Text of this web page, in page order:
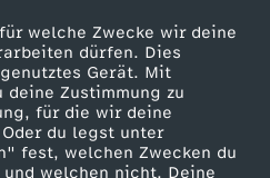
welche Zwecke wir deine
dürfen. Dies
Gerät. Mit
Zustimmung zu
für die wir deine
du legst unter
fest, welchen Zwecken du
welchen nicht. Deine